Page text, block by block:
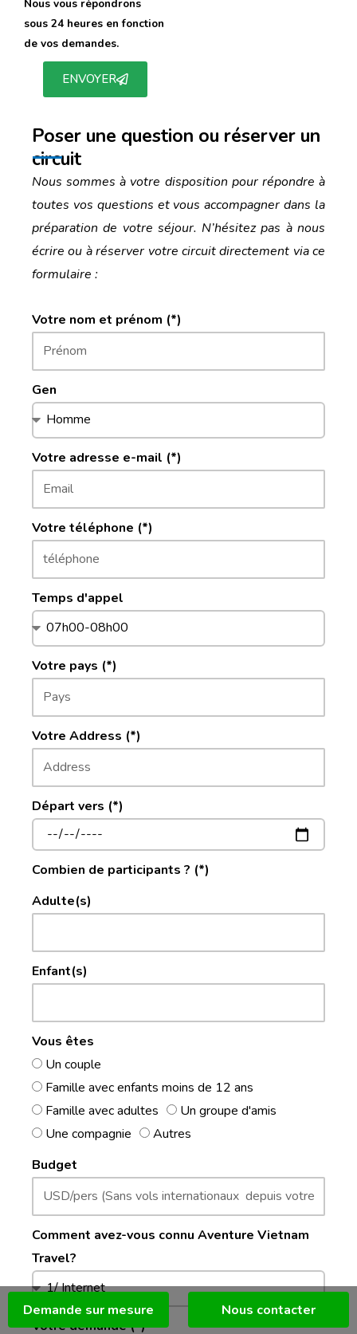
Nous vous répondrons
sous 24 heures en fonction
de vos demandes.
ENVOYER
Poser une question ou réserver un
circuit
Nous sommes à votre disposition pour répondre à
toutes vos questions et vous accompagner dans la
préparation de votre séjour. N’hésitez pas à nous
écrire ou à réserver votre circuit directement via ce
formulaire :
Votre nom et prénom (*)
Gen
Votre adresse e-mail (*)
Votre téléphone (*)
Temps d'appel
Votre pays (*)
Votre Address (*)
Départ vers (*)
Combien de participants ? (*)
Adulte(s)
Enfant(s)
Vous êtes
Un couple
Famille avec enfants moins de 12 ans
Famille avec adultes
Un groupe d'amis
Une compagnie
Autres
Budget
Comment avez-vous connu Aventure Vietnam
Travel?
Votre demande (*)
Demande sur mesure Nous contacter